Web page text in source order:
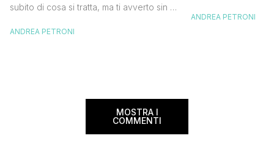
subito di cosa si tratta, ma ti avverto sin da
tantissimo perché ti permetterà di
ANDREA PETRONI
meravigliosi del
ANDREA PETRONI
MOSTRA I
COMMENTI